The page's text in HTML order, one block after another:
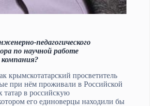
педагогического
по научной работе
крымскотатарский просветитель
при нём проживали в Российской
в российскую
его единоверцы находили бы